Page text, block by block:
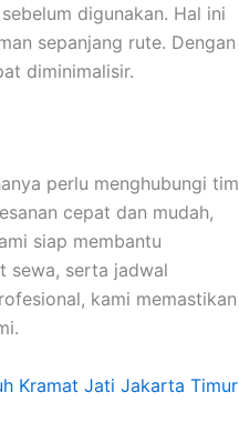
digunakan. Hal ini
sepanjang rute. Dengan
diminimalisir.
perlu menghubungi tim
cepat dan mudah,
siap membantu
sewa, serta jadwal
kami memastikan
Kramat Jati Jakarta Timur